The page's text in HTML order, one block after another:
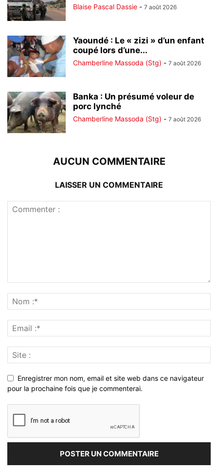
Blaise Pascal Dassie - 7 août 2026
Yaoundé : Le « zizi » d’un enfant
coupé lors d’une...
Chamberline Massoda (Stg) - 7 août 2026
Banka : Un présumé voleur de
porc lynché
Chamberline Massoda (Stg) - 7 août 2026
AUCUN COMMENTAIRE
LAISSER UN COMMENTAIRE
Enregistrer mon nom, email et site web dans ce navigateur
pour la prochaine fois que je commenterai.